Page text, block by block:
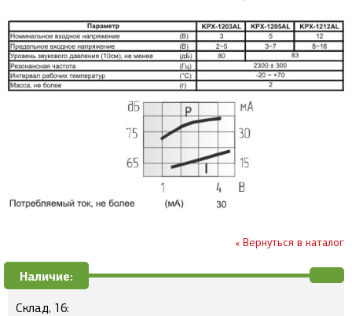
« Вернуться в каталог
Наличие:
Склад, 16: